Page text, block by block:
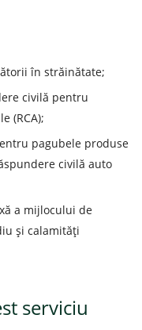
în străinătate;
civilă pentru
(RCA);
pagubele produse
civilă auto
a mijlocului de
şi calamităţi
serviciu